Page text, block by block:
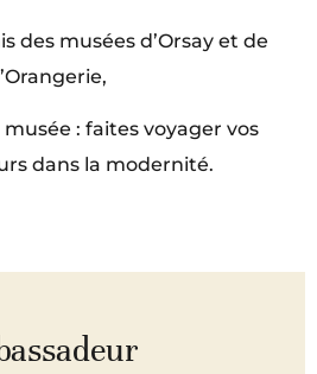
des musées d’Orsay et de
: faites voyager vos
dans la modernité.